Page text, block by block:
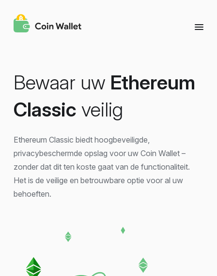
Bewaar uw Ethereum
Classic veilig
Ethereum Classic biedt hoogbeveiligde,
privacybeschermde opslag voor uw Coin Wallet –
zonder dat dit ten koste gaat van de functionaliteit.
Het is de veilige en betrouwbare optie voor al uw
behoeften.